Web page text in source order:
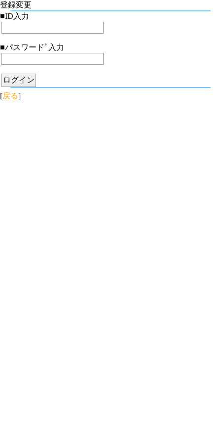
登録変更
■ID入力
■パスワードﾞ入力
[戻る]